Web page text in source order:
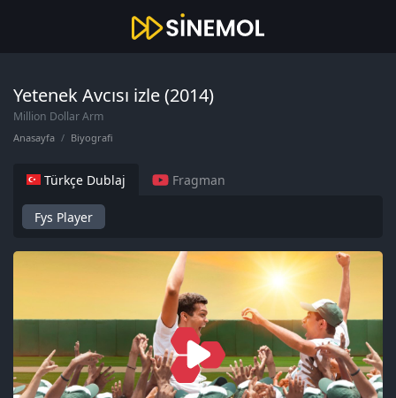
Yetenek Avcısı izle (2014)
Million Dollar Arm
Anasayfa Biyografi
Türkçe Dublaj Fragman
Fys Player